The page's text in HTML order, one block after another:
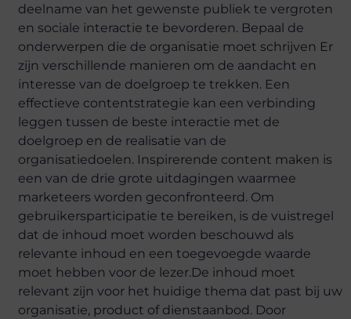
deelname van het gewenste publiek te vergroten
en sociale interactie te bevorderen. Bepaal de
onderwerpen die de organisatie moet schrijven Er
zijn verschillende manieren om de aandacht en
interesse van de doelgroep te trekken. Een
effectieve contentstrategie kan een verbinding
leggen tussen de beste interactie met de
doelgroep en de realisatie van de
organisatiedoelen. Inspirerende content maken is
een van de drie grote uitdagingen waarmee
marketeers worden geconfronteerd. Om
gebruikersparticipatie te bereiken, is de vuistregel
dat de inhoud moet worden beschouwd als
relevante inhoud en een toegevoegde waarde
moet hebben voor de lezer.De inhoud moet
relevant zijn voor het huidige thema dat past bij uw
organisatie, product of dienstaanbod. Door